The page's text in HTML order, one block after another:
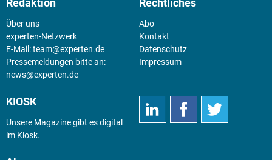
Redaktion
Über uns
experten-Netzwerk
E-Mail:team@experten.de
Pressemeldungen bitte an:
news@experten.de
Rechtliches
Abo
Kontakt
Datenschutz
Impressum
KIOSK
Unsere Magazine gibt es digital
im Kiosk.